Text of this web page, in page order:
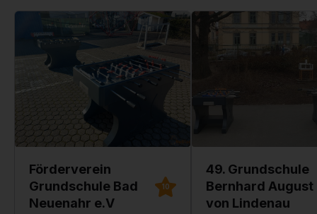
Förderverein
Grundschule Bad
Neuenahr e.V
10
49. Grundschule
Bernhard August
von Lindenau